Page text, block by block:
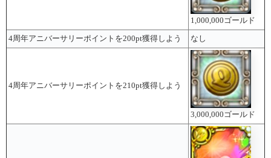
1,000,000ゴールド
4周年アニバーサリーポイントを200pt獲得しよう なし
4周年アニバーサリーポイントを210pt獲得しよう
3,000,000ゴールド